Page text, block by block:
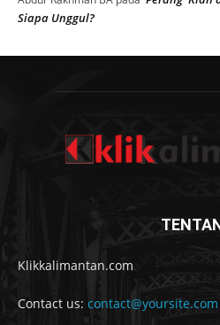
Siapa Unggul?
Klikkalimantan.com
Contact us: contact@yoursite.com